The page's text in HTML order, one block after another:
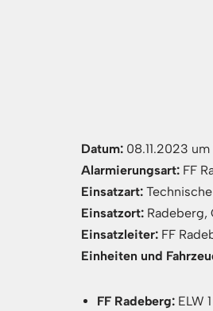
Datum: 08.11.2023
Alarmierungsart: FF
Einsatzart:
Einsatzort: Radeberg,
Einsatzleiter: FF
Einheiten und
FF Radeberg: ELW 1